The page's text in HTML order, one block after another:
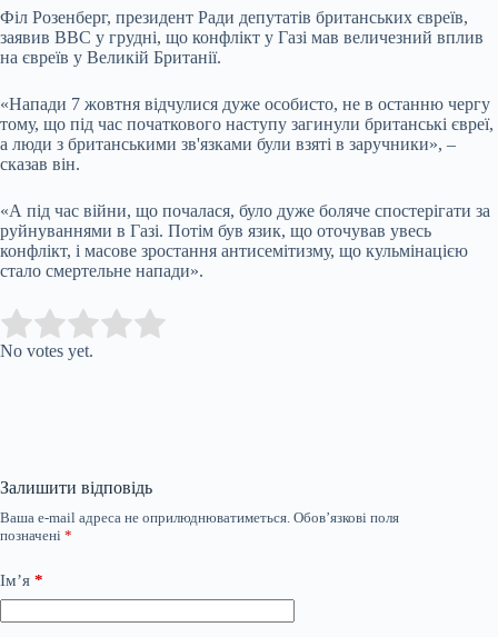
Філ Розенберг, президент Ради депутатів британських євреїв,
заявив BBC у грудні, що конфлікт у Газі мав величезний вплив
на євреїв у Великій Британії.
«Напади 7 жовтня відчулися дуже особисто, не в останню чергу
тому, що під час початкового наступу загинули британські євреї,
а люди з британськими зв'язками були взяті в заручники», –
сказав він.
«А під час війни, що почалася, було дуже боляче спостерігати за
руйнуваннями в Газі. Потім був язик, що оточував увесь
конфлікт, і масове зростання антисемітизму, що кульмінацією
стало смертельне напади».
Rate this item:
No votes yet.
Залишити відповідь
Ваша e-mail адреса не оприлюднюватиметься. Обов’язкові поля
позначені *
Ім’я *